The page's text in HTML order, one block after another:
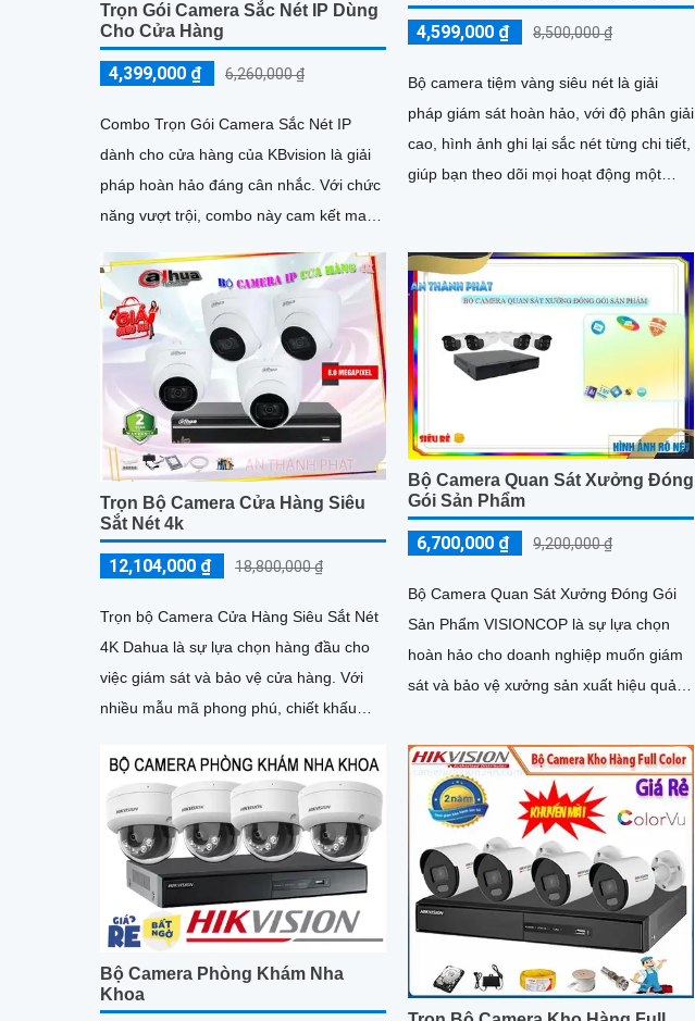
Trọn Gói Camera Sắc Nét IP Dùng
Cho Cửa Hàng
4,399,000 ₫ 6,260,000 ₫
Combo Trọn Gói Camera Sắc Nét IP
dành cho cửa hàng của KBvision là giải
pháp hoàn hảo đáng cân nhắc. Với chức
năng vượt trội, combo này cam kết mang
chi tiết và rõ nét
4,599,000 ₫ 8,500,000 ₫
Bộ camera tiệm vàng siêu nét là giải
pháp giám sát hoàn hảo, với độ phân giải
cao, hình ảnh ghi lại sắc nét từng chi tiết,
giúp bạn theo dõi mọi hoạt động một
trong điều kiện thiếu sáng
Trọn Bộ Camera Cửa Hàng Siêu
Sắt Nét 4k
12,104,000 ₫ 18,800,000 ₫
Trọn bộ Camera Cửa Hàng Siêu Sắt Nét
4K Dahua là sự lựa chọn hàng đầu cho
việc giám sát và bảo vệ cửa hàng. Với
nhiều mẫu mã phong phú, chiết khấu
này chắc chắn sẽ mang lại sự an tâm
cho bạn
Bộ Camera Quan Sát Xưởng Đóng
Gói Sản Phẩm
6,700,000 ₫ 9,200,000 ₫
Bộ Camera Quan Sát Xưởng Đóng Gói
Sản Phẩm VISIONCOP là sự lựa chọn
hoàn hảo cho doanh nghiệp muốn giám
sát và bảo vệ xưởng sản xuất hiệu quả.
Bộ Camera Phòng Khám Nha
Khoa